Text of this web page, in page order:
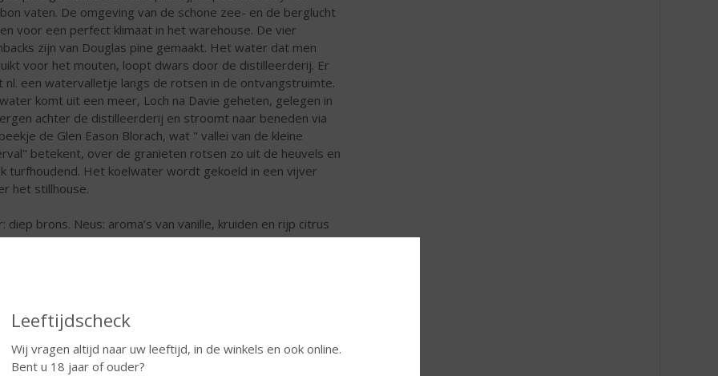
Leeftijdscheck
Wij vragen altijd naar uw leeftijd, in de winkels en ook online.
Bent u 18 jaar of ouder?
vaten. De omgeving van de schone zee- en de berglucht
voor een perfect klimaat in het warehouse. De vier
zijn van Douglas pine gemaakt. Het water dat men
voor het mouten, loopt dwars door de distilleerderij. Er
nl. een watervalletje langs de rotsen in de ontvangstruimte.
komt uit een meer, Loch na Davie geheten, gelegen in
achter de distilleerderij en stroomt naar beneden via
de Glen Eason Blorach, wat " vallei van de kleine
betekent, over de granieten rotsen zo uit de heuvels en
turfhoudend. Het koelwater wordt gekoeld in een vijver
het stillhouse.
diep brons. Neus: aroma’s van vanille, kruiden en rijp citrus
tonen van gedroogde vruchten en noten. Met wat water
gerst en een hint van zoete peer. De afdronk is lang, zoetig
aroma’s van rood fruit en aangenaam mondvullend met de
van de Arran gerst-zoetheid. Een zeer populaire cask